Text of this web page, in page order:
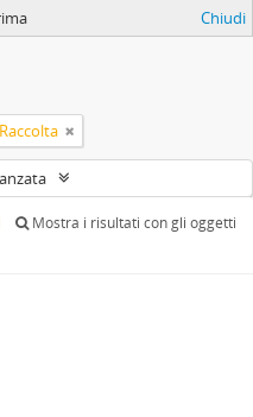
Chiudi
Raccolta
Mostra i risultati con gli oggetti